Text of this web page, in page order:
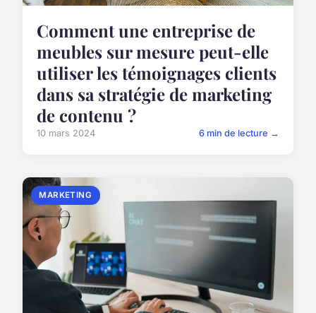
Comment une entreprise de
meubles sur mesure peut-elle
utiliser les témoignages clients
dans sa stratégie de marketing
de contenu ?
10 mars 2024 6 min de lecture →
MARKETING